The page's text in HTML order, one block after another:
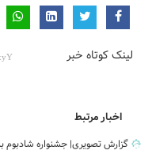
لینک کوتاه خبر
اخبار مرتبط
گزارش تصویری| جشنواره شادبوم